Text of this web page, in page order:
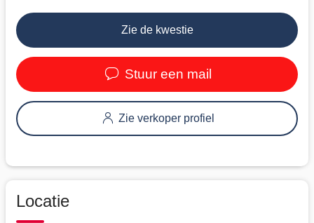
Zie de kwestie
Stuur een mail
Zie verkoper profiel
Locatie